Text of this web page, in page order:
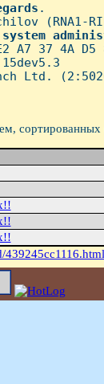
.
(RNA1-
system
A7 37 4A D5
Ltd.
сортированных
439245cc1116.html